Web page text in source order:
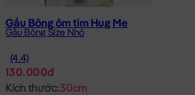
Gấu Bông ôm tim Hug Me
Gấu Bông Size Nhỏ
(4.4)
130.000đ
Kích thước:30cm